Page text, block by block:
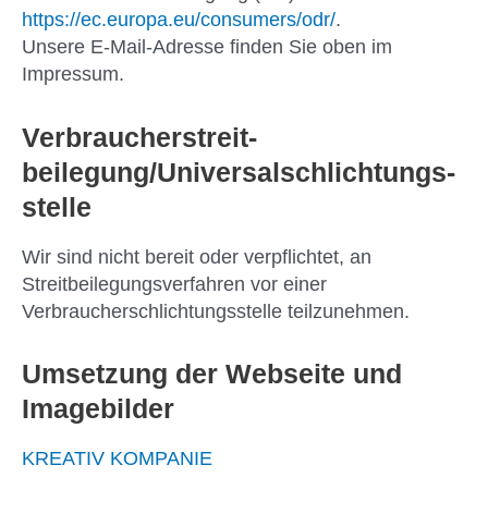
https://ec.europa.eu/consumers/odr/.
Unsere E-Mail-Adresse finden Sie oben im
Impressum.
Verbraucher­streit­
beilegung/Universal­schlichtungs­
stelle
Wir sind nicht bereit oder verpflichtet, an
Streitbeilegungsverfahren vor einer
Verbraucherschlichtungsstelle teilzunehmen.
Umsetzung der Webseite und
Imagebilder
KREATIV KOMPANIE